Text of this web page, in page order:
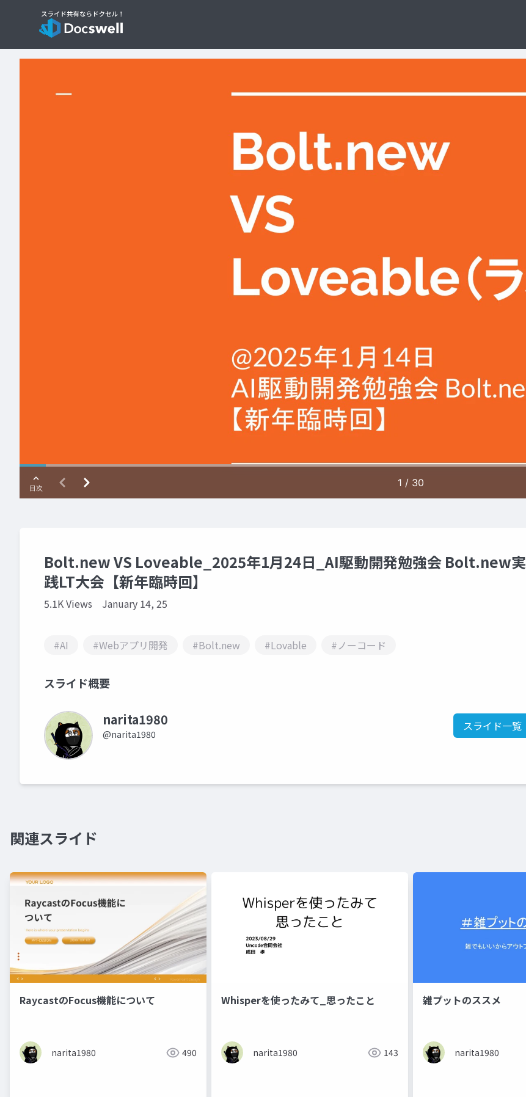
Bolt.new VS Loveable_2025年1月24日_AI駆動開発勉強会 Bolt.new実
践LT大会【新年臨時回】
5.1K Views January 14, 25
#AI #Webアプリ開発 #Bolt.new #Lovable #ノーコード
スライド概要
narita1980
@narita1980
スライド一覧
関連スライド
RaycastのFocus機能について
narita1980 490
Whisperを使ったみて_思ったこと
narita1980 143
雑プットのススメ
narita1980